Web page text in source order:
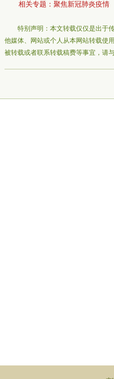
相关专题： 聚焦新冠肺炎疫情
特别声明：本文转载仅仅是出于
他媒体、网站或个人从本网站转载使
被转载或者联系转载稿费等事宜，请与